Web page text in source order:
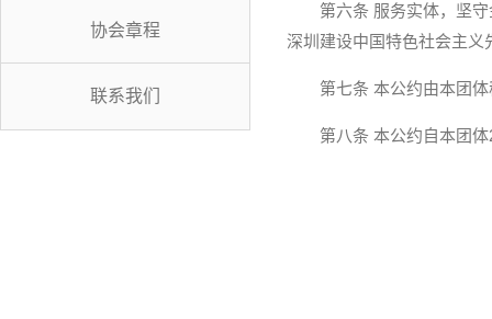
协会章程
联系我们
第六条 服务实体，坚
深圳建设中国特色社会主义
第七条 本公约由本团
第八条 本公约自本团